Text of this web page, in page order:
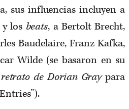
sus influencias incluyen a
los beats, a Bertolt Brecht,
Baudelaire, Franz Kafka,
Wilde (se basaron en su
de Dorian Graypara